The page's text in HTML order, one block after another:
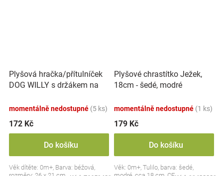
Plyšová hračka/přítulníček
DOG WILLY s držákem na
momentálně nedostupné (5 ks)
172 Kč
Do košíku
Věk dítěte: 0m+, Barva: béžová,
Plyšové chrastítko Ježek,
18cm - šedé, modré
momentálně nedostupné (1 ks)
179 Kč
Do košíku
Věk: 0m+, Tulilo, barva: šedé,